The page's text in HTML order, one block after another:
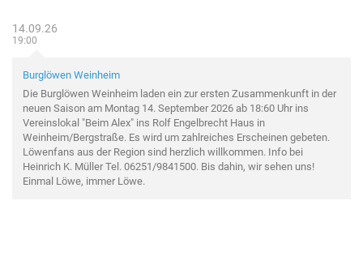
14.09.26
19:00
Burglöwen Weinheim
Die Burglöwen Weinheim laden ein zur ersten Zusammenkunft in der
neuen Saison am Montag 14. September 2026 ab 18:60 Uhr ins
Vereinslokal "Beim Alex" ins Rolf Engelbrecht Haus in
Weinheim/Bergstraße. Es wird um zahlreiches Erscheinen gebeten.
Löwenfans aus der Region sind herzlich willkommen. Info bei
Heinrich K. Müller Tel. 06251/9841500. Bis dahin, wir sehen uns!
Einmal Löwe, immer Löwe.